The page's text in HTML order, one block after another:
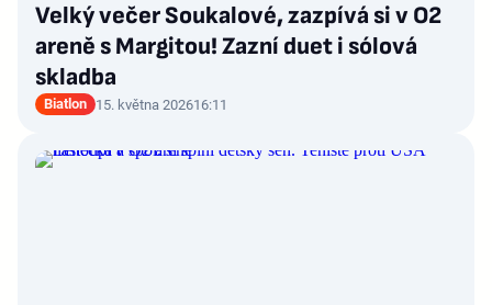
Velký večer Soukalové, zazpívá si v O2
areně s Margitou! Zazní duet i sólová
skladba
Biatlon 15. května 202616:11